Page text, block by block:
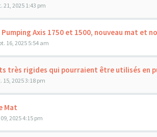
21, 2025 1:43 pm
Axis 1750 et 1500, nouveau mat et
16, 2025 5:54 am
très rigides qui pourraient être utilisés en
15, 2025 3:18 pm
Mat
2025 4:15 pm